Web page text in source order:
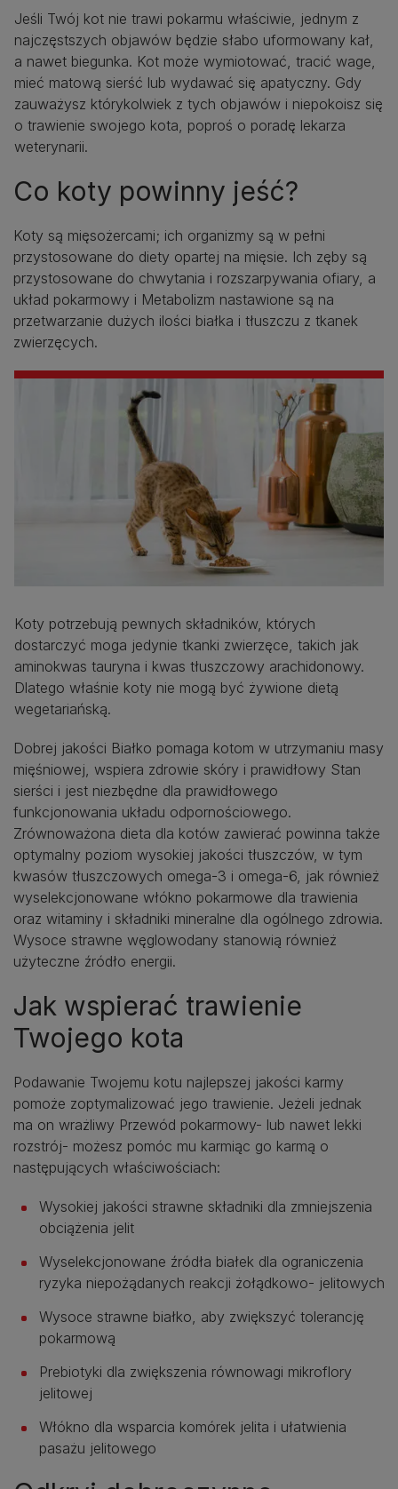
Jeśli Twój kot nie trawi pokarmu właściwie, jednym z
najczęstszych objawów będzie słabo uformowany kał,
a nawet biegunka. Kot może wymiotować, tracić wage,
mieć matową sierść lub wydawać się apatyczny. Gdy
zauważysz którykolwiek z tych objawów i niepokoisz się
o trawienie swojego kota, poproś o poradę lekarza
weterynarii.
Co koty powinny jeść?
Koty są mięsożercami; ich organizmy są w pełni
przystosowane do diety opartej na mięsie. Ich zęby są
przystosowane do chwytania i rozszarpywania ofiary, a
układ pokarmowy i Metabolizm nastawione są na
przetwarzanie dużych ilości białka i tłuszczu z tkanek
zwierzęcych.
Koty potrzebują pewnych składników, których
dostarczyć moga jedynie tkanki zwierzęce, takich jak
aminokwas tauryna i kwas tłuszczowy arachidonowy.
Dlatego właśnie koty nie mogą być żywione dietą
wegetariańską.
Dobrej jakości Białko pomaga kotom w utrzymaniu masy
mięśniowej, wspiera zdrowie skóry i prawidłowy Stan
sierści i jest niezbędne dla prawidłowego
funkcjonowania układu odpornościowego.
Zrównoważona dieta dla kotów zawierać powinna także
optymalny poziom wysokiej jakości tłuszczów, w tym
kwasów tłuszczowych omega-3 i omega-6, jak również
wyselekcjonowane włókno pokarmowe dla trawienia
oraz witaminy i składniki mineralne dla ogólnego zdrowia.
Wysoce strawne węglowodany stanowią również
użyteczne źródło energii.
Jak wspierać trawienie
Twojego kota
Podawanie Twojemu kotu najlepszej jakości karmy
pomoże zoptymalizować jego trawienie. Jeżeli jednak
ma on wrażliwy Przewód pokarmowy- lub nawet lekki
rozstrój- możesz pomóc mu karmiąc go karmą o
następujących właściwościach:
Wysokiej jakości strawne składniki dla zmniejszenia
obciążenia jelit
Wyselekcjonowane źródła białek dla ograniczenia
ryzyka niepożądanych reakcji żołądkowo- jelitowych
Wysoce strawne białko, aby zwiększyć tolerancję
pokarmową
Prebiotyki dla zwiększenia równowagi mikroflory
jelitowej
Włókno dla wsparcia komórek jelita i ułatwienia
pasażu jelitowego